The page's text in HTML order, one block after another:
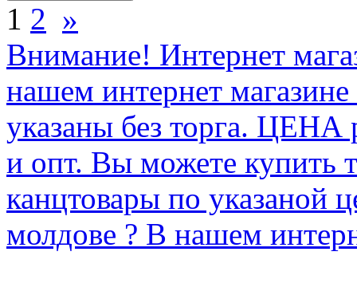
1 2 »
Внимание! Интернет
нашем интернет
указаны без торга.
и опт. Вы можете купить
канцтовары по указаной
молдове ? В нашем